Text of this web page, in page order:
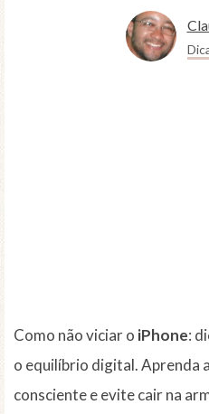
Como não viciar o iPhone:
o equilíbrio digital. Aprenda
consciente e evite cair na